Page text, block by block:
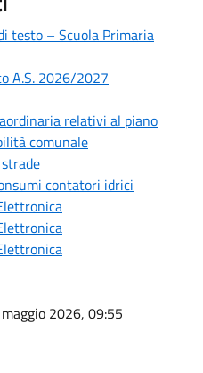
testo – Scuola Primaria
A.S. 2026/2027
relativi al piano
comunale
contatori idrici
2026, 09:55